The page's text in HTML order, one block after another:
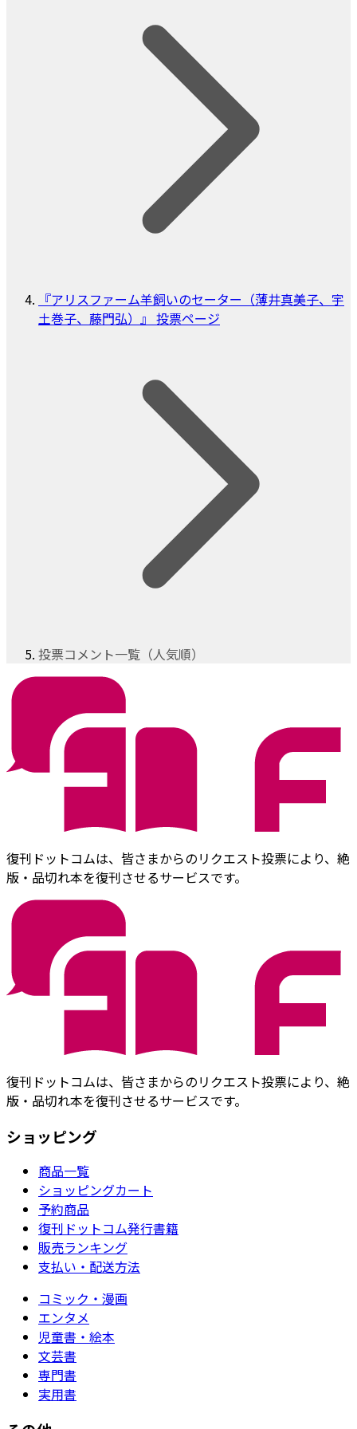
『アリスファーム羊飼いのセーター（薄井真美子、宇
土巻子、藤門弘）』 投票ページ
投票コメント一覧（人気順）
復刊ドットコムは、皆さまからのリクエスト投票により、絶
版・品切れ本を復刊させるサービスです。
復刊ドットコムは、皆さまからのリクエスト投票により、絶
版・品切れ本を復刊させるサービスです。
ショッピング
商品一覧
ショッピングカート
予約商品
復刊ドットコム発行書籍
販売ランキング
支払い・配送方法
コミック・漫画
エンタメ
児童書・絵本
文芸書
専門書
実用書